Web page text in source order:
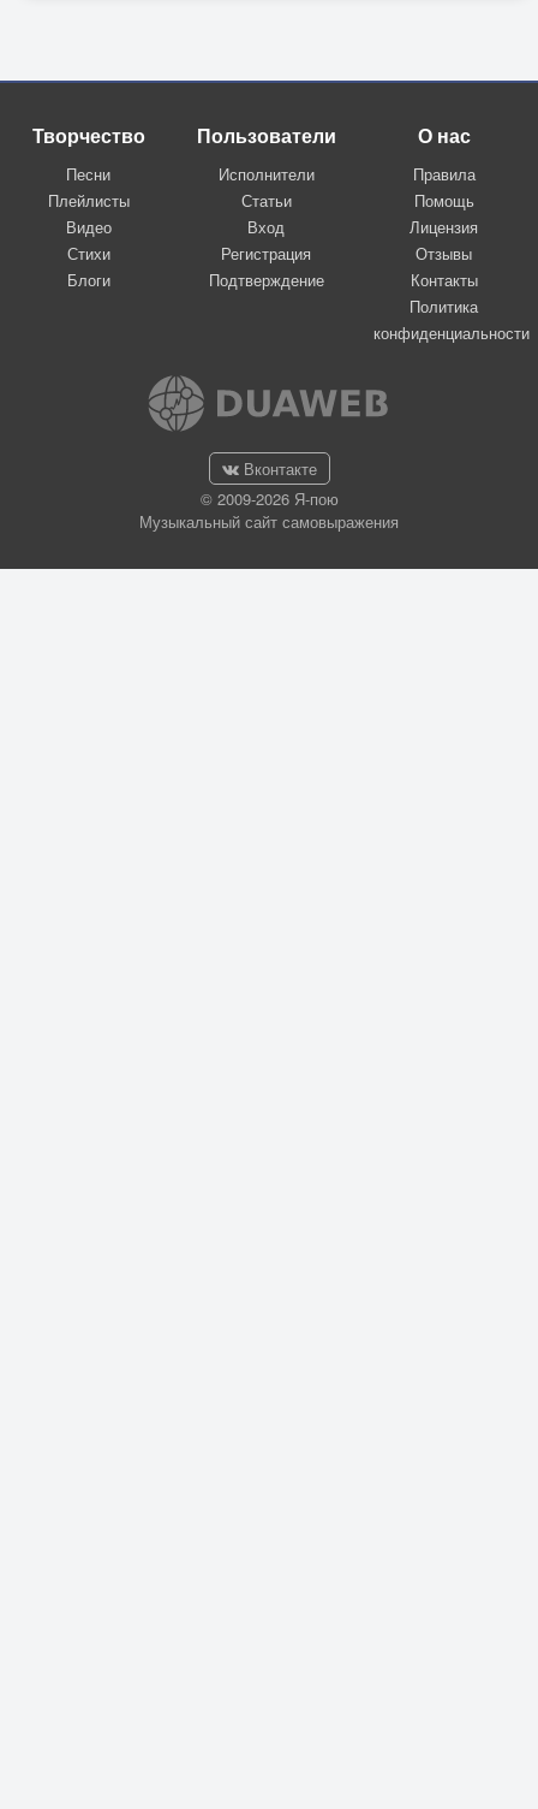
Творчество
Песни
Плейлисты
Видео
Стихи
Блоги
Пользователи
Исполнители
Статьи
Вход
Регистрация
Подтверждение
О нас
Правила
Помощь
Лицензия
Отзывы
Контакты
Политика
конфиденциальности
Вконтакте
© 2009-2026 Я-пою
Музыкальный сайт самовыражения